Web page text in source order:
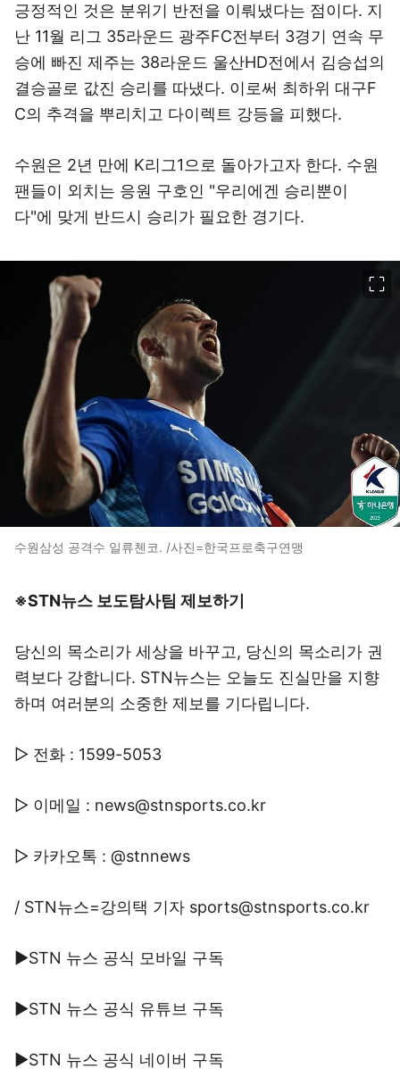
긍정적인 것은 분위기 반전을 이뤄냈다는 점이다. 지
난 11월 리그 35라운드 광주FC전부터 3경기 연속 무
승에 빠진 제주는 38라운드 울산HD전에서 김승섭의
결승골로 값진 승리를 따냈다. 이로써 최하위 대구F
C의 추격을 뿌리치고 다이렉트 강등을 피했다.
수원은 2년 만에 K리그1으로 돌아가고자 한다. 수원
팬들이 외치는 응원 구호인 "우리에겐 승리뿐이
다"에 맞게 반드시 승리가 필요한 경기다.
수원삼성 공격수 일류첸코. /사진=한국프로축구연맹
※STN뉴스 보도탐사팀 제보하기
당신의 목소리가 세상을 바꾸고, 당신의 목소리가 권
력보다 강합니다. STN뉴스는 오늘도 진실만을 지향
하며 여러분의 소중한 제보를 기다립니다.
▷ 전화 : 1599-5053
▷ 이메일 : news@stnsports.co.kr
▷ 카카오톡 : @stnnews
/ STN뉴스=강의택 기자 sports@stnsports.co.kr
▶STN 뉴스 공식 모바일 구독
▶STN 뉴스 공식 유튜브 구독
▶STN 뉴스 공식 네이버 구독